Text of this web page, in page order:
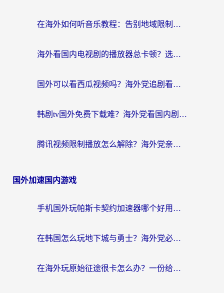
在海外如何听音乐教程：告别地域限制，随时听见国内的声音
海外看国内电视剧的播放器总卡顿？选对回国加速器才是关键
国外可以看西瓜视频吗？海外党追剧看片的终极解决方案
韩剧tv国外免费下载难？海外党看国内剧的加速器选择指南（附实用技巧）
腾讯视频限制播放怎么解除？海外党亲测有效的回国加速指南
国外加速国内游戏
手机国外玩帕斯卡契约加速器哪个好用？海外党国服游戏之路的救星
在韩国怎么玩地下城与勇士？海外党必看的国服游戏加速全攻略
在海外玩原始征途很卡怎么办？一份给游子的终极指南